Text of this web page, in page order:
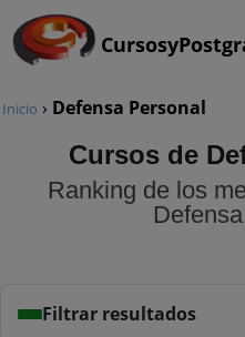
Inicio › Defensa Personal
Cursos de
Ranking de los
Filtrar resultados